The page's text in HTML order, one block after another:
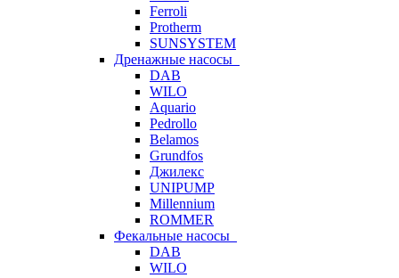
Ferroli
Protherm
SUNSYSTEM
Дренажные насосы
DAB
WILO
Aquario
Pedrollo
Belamos
Grundfos
Джилекс
UNIPUMP
Millennium
ROMMER
Фекальные насосы
DAB
WILO